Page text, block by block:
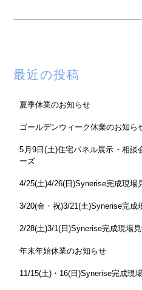
最近の投稿
夏季休業のお知らせ
ゴールデンウィーク休業のお知ら
5月9日(土)住宅パネル展示・相
ーズ
4/25(土)4/26(日)Synerise完成現場
3/20(金・祝)3/21(土)Synerise完成
2/28(土)3/1(日)Synerise完成現場
年末年始休業のお知らせ
11/15(土)・16(日)Synerise完成現